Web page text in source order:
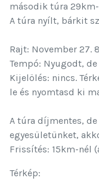
második túra
A túra nyílt, bárkit
Rajt: November 27.
Tempó: Nyugodt,
Kijelölés: nincs.
le és nyomtasd ki
A túra díjmentes,
egyesületünket,
Frissítés: 15km-nél
Térkép: